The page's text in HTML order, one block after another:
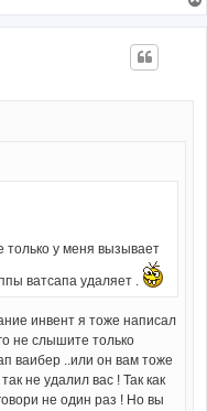
только у меня вызывает
ватсапа удаляет .
инвент я тоже написал
не слышите только
ваибер ..или он вам тоже
не удалил вас ! Так как
не один раз ! Но вы